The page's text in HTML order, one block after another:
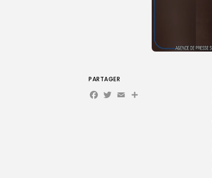
PARTAGER
Facebook
Twitter
EmailPartager